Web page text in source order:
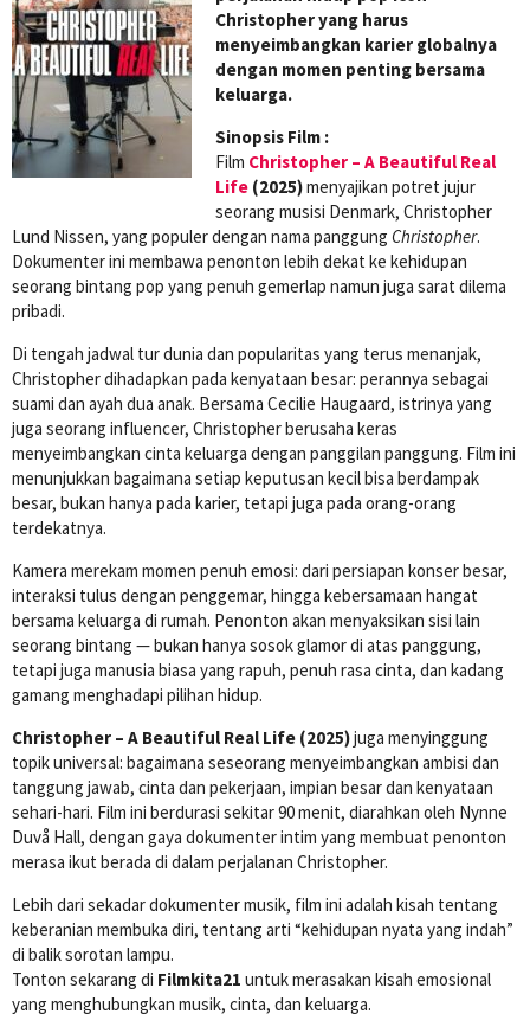
Christopher yang harus
menyeimbangkan karier globalnya
dengan momen penting bersama
keluarga.
Sinopsis Film :
Film Christopher – A Beautiful Real
Life (2025)menyajikan potret jujur
seorang musisi Denmark, Christopher
Lund Nissen, yang populer dengan nama panggung Christopher.
Dokumenter ini membawa penonton lebih dekat ke kehidupan
seorang bintang pop yang penuh gemerlap namun juga sarat dilema
pribadi.
Di tengah jadwal tur dunia dan popularitas yang terus menanjak,
Christopher dihadapkan pada kenyataan besar: perannya sebagai
suami dan ayah dua anak. Bersama Cecilie Haugaard, istrinya yang
juga seorang influencer, Christopher berusaha keras
menyeimbangkan cinta keluarga dengan panggilan panggung. Film ini
menunjukkan bagaimana setiap keputusan kecil bisa berdampak
besar, bukan hanya pada karier, tetapi juga pada orang-orang
terdekatnya.
Kamera merekam momen penuh emosi: dari persiapan konser besar,
interaksi tulus dengan penggemar, hingga kebersamaan hangat
bersama keluarga di rumah. Penonton akan menyaksikan sisi lain
seorang bintang — bukan hanya sosok glamor di atas panggung,
tetapi juga manusia biasa yang rapuh, penuh rasa cinta, dan kadang
gamang menghadapi pilihan hidup.
Christopher – A Beautiful Real Life (2025)juga menyinggung
topik universal: bagaimana seseorang menyeimbangkan ambisi dan
tanggung jawab, cinta dan pekerjaan, impian besar dan kenyataan
sehari-hari. Film ini berdurasi sekitar 90 menit, diarahkan oleh Nynne
Duvå Hall, dengan gaya dokumenter intim yang membuat penonton
merasa ikut berada di dalam perjalanan Christopher.
Lebih dari sekadar dokumenter musik, film ini adalah kisah tentang
keberanian membuka diri, tentang arti “kehidupan nyata yang indah”
di balik sorotan lampu.
Tonton sekarang di Filmkita21 untuk merasakan kisah emosional
yang menghubungkan musik, cinta, dan keluarga.